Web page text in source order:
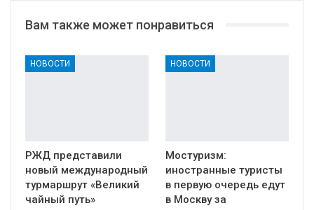
Вам также может понравиться
НОВОСТИ
РЖД представили
новый международный
турмаршрут «Великий
чайный путь»
НОВОСТИ
Мостуризм:
иностранные туристы
в первую очередь едут
в Москву за